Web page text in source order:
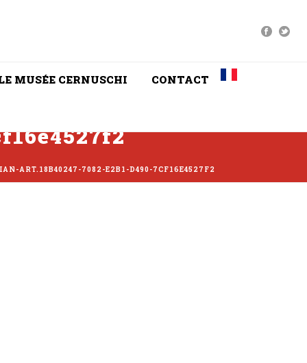
MUSÉE CERNUSCHI CONTACT
ART.18B40247-7082-E2B1-D490-7CF16E4527F2